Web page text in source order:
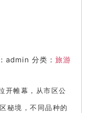
admin 分类： 旅游
开帷幕，从市区公
秘境，不同品种的